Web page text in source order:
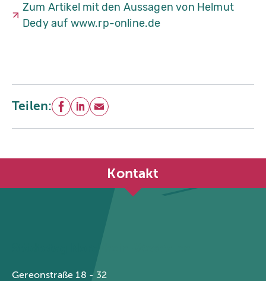
Zum Artikel mit den Aussagen von Helmut
Dedy auf www.rp-online.de
Teilen: Facebook
LinkedIn
E-Mail
Kontakt
Gereonstraße 18 - 32